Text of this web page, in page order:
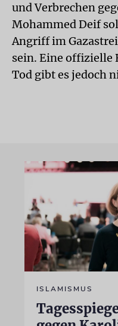
und Verbrechen
Mohammed Deif
Angriff im
sein. Eine offizielle
Tod gibt es jedoch
ISLAMISMUS